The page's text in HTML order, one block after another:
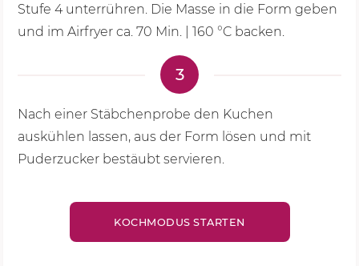
Stufe 4 unterrühren. Die Masse in die Form geben
und im Airfryer ca. 70 Min. | 160 °C backen.
3
Nach einer Stäbchenprobe den Kuchen
auskühlen lassen, aus der Form lösen und mit
Puderzucker bestäubt servieren.
KOCHMODUS STARTEN